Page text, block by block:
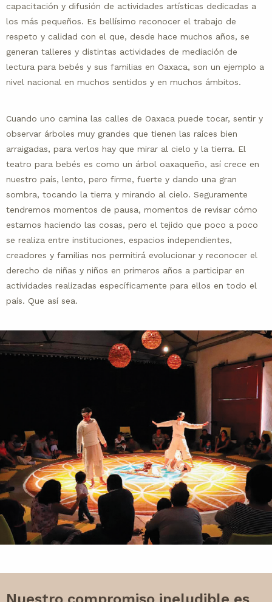
capacitación y difusión de actividades artísticas dedicadas a
los más pequeños. Es bellísimo reconocer el trabajo de
respeto y calidad con el que, desde hace muchos años, se
generan talleres y distintas actividades de mediación de
lectura para bebés y sus familias en Oaxaca, son un ejemplo a
nivel nacional en muchos sentidos y en muchos ámbitos.
Cuando uno camina las calles de Oaxaca puede tocar, sentir y
observar árboles muy grandes que tienen las raíces bien
arraigadas, para verlos hay que mirar al cielo y la tierra. El
teatro para bebés es como un árbol oaxaqueño, así crece en
nuestro país, lento, pero firme, fuerte y dando una gran
sombra, tocando la tierra y mirando al cielo. Seguramente
tendremos momentos de pausa, momentos de revisar cómo
estamos haciendo las cosas, pero el tejido que poco a poco
se realiza entre instituciones, espacios independientes,
creadores y familias nos permitirá evolucionar y reconocer el
derecho de niñas y niños en primeros años a participar en
actividades realizadas específicamente para ellos en todo el
país. Que así sea.